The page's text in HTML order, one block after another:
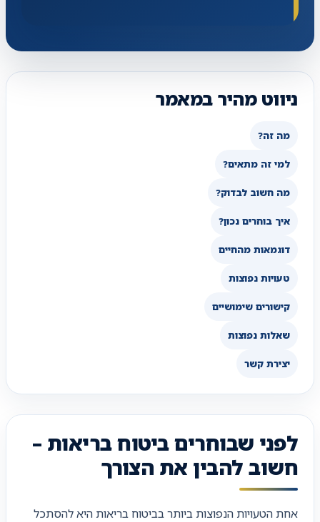
ניווט מהיר במאמר
מה זה?
למי זה מתאים?
מה חשוב לבדוק?
איך בוחרים נכון?
דוגמאות מהחיים
טעויות נפוצות
קישורים שימושיים
שאלות נפוצות
יצירת קשר
לפני שבוחרים ביטוח בריאות –
חשוב להבין את הצורך
אחת הטעויות הנפוצות ביותר בביטוח בריאות היא להסתכל